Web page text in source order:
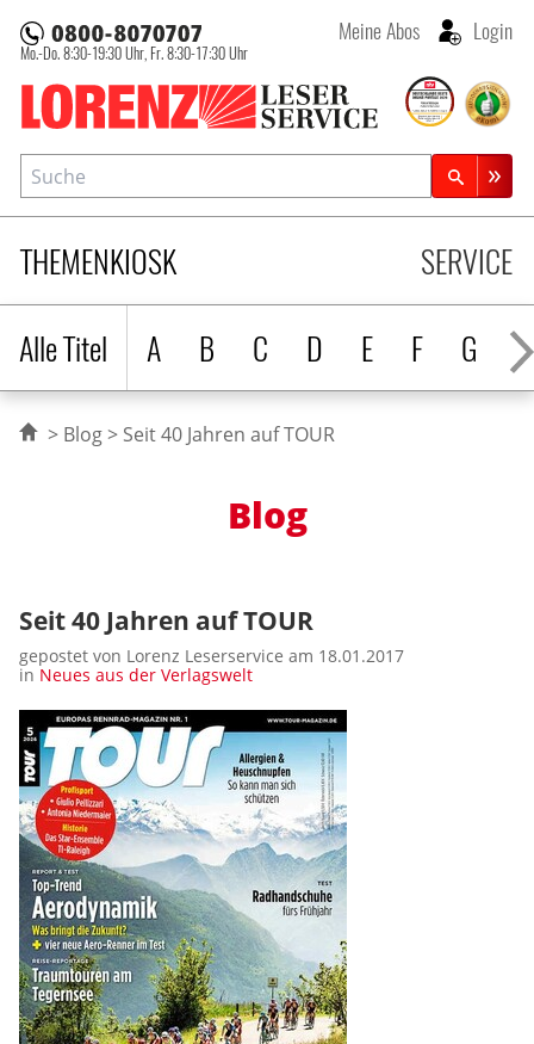
Lorenz Leserservice
Mo.-Do. 8:30-19:30 Uhr, Fr. 8:30-17:30 Uhr
Meine Abos Login
THEMENKIOSK
Alle Titel
A B C D E F G H
SERVICE
Suche
Zeitschriftensuche
Blog Seit 40 Jahren auf TOUR
Blog
Seit 40 Jahren auf TOUR
gepostet von Lorenz Leserservice am 18.01.2017
in Neues aus der Verlagswelt